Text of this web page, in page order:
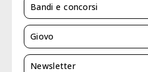
Bandi e concorsi
Giovo
Newsletter